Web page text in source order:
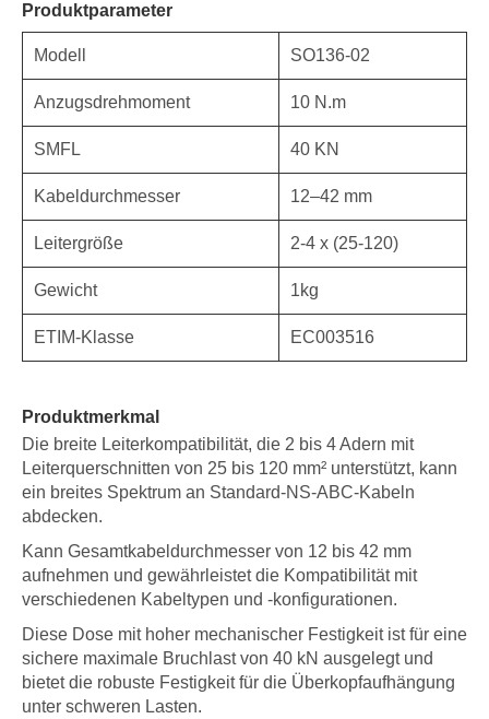
Produktparameter
Modell SO136-02
Anzugsdrehmoment 10 N.m
SMFL 40 KN
Kabeldurchmesser 12–42 mm
Leitergröße 2-4 x (25-120)
Gewicht 1kg
ETIM-Klasse EC003516
Produktmerkmal
Die breite Leiterkompatibilität, die 2 bis 4 Adern mit
Leiterquerschnitten von 25 bis 120 mm² unterstützt, kann
ein breites Spektrum an Standard-NS-ABC-Kabeln
abdecken.
Kann Gesamtkabeldurchmesser von 12 bis 42 mm
aufnehmen und gewährleistet die Kompatibilität mit
verschiedenen Kabeltypen und -konfigurationen.
Diese Dose mit hoher mechanischer Festigkeit ist für eine
sichere maximale Bruchlast von 40 kN ausgelegt und
bietet die robuste Festigkeit für die Überkopfaufhängung
unter schweren Lasten.